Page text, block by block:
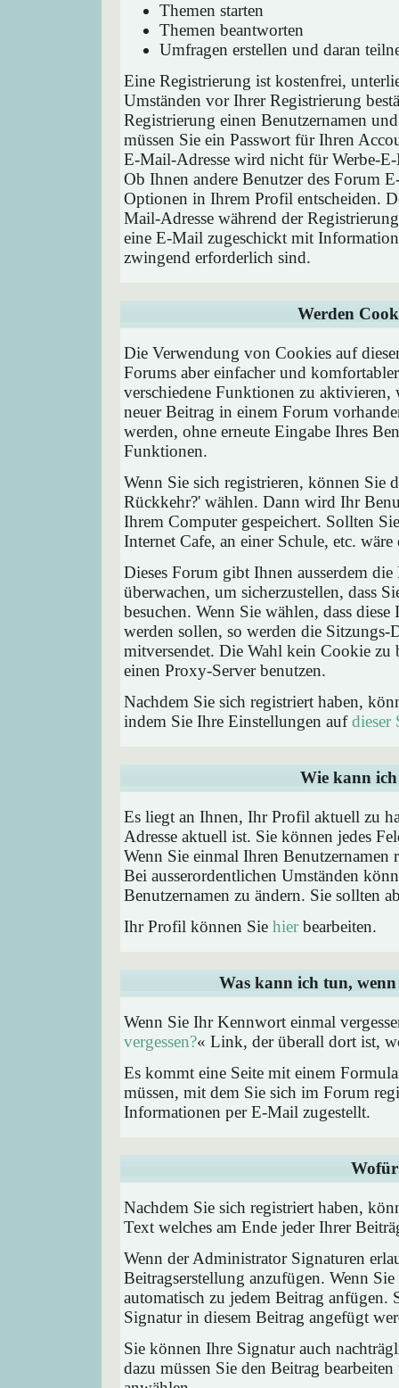
Themen starten
Themen beantworten
Umfragen erstellen und daran
Eine Registrierung ist kostenfrei,
Umständen vor Ihrer Registrierung
Registrierung einen Benutzernamen
müssen Sie ein Passwort für Ihren
E-Mail-Adresse wird nicht für Werbe-
Ob Ihnen andere Benutzer des Forum
Optionen in Ihrem Profil entscheiden.
Mail-Adresse während der
eine E-Mail zugeschickt mit
zwingend erforderlich sind.
Werden
Die Verwendung von Cookies auf
Forums aber einfacher und
verschiedene Funktionen zu
neuer Beitrag in einem Forum
werden, ohne erneute Eingabe Ihres
Funktionen.
Wenn Sie sich registrieren, können Sie
Rückkehr?' wählen. Dann wird Ihr
Ihrem Computer gespeichert. Sollten
Internet Cafe, an einer Schule, etc.
Dieses Forum gibt Ihnen ausserdem
überwachen, um sicherzustellen, dass
besuchen. Wenn Sie wählen, dass
werden sollen, so werden die
mitversendet. Die Wahl kein Cookie zu
einen Proxy-Server benutzen.
Nachdem Sie sich registriert haben,
indem Sie Ihre Einstellungen aufdieser
Wie kann
Es liegt an Ihnen, Ihr Profil aktuell zu
Adresse aktuell ist. Sie können jedes
Wenn Sie einmal Ihren
Bei ausserordentlichen Umständen
Benutzernamen zu ändern. Sie sollten
Ihr Profil können Sie hierbearbeiten.
Was kann ich tun, wenn
Wenn Sie Ihr Kennwort einmal
vergessen?« Link, der überall dort ist,
Es kommt eine Seite mit einem
müssen, mit dem Sie sich im Forum
Informationen per E-Mail zugestellt.
Nachdem Sie sich registriert haben,
Text welches am Ende jeder Ihrer
Wenn der Administrator Signaturen
Beitragserstellung anzufügen. Wenn
automatisch zu jedem Beitrag
Signatur in diesem Beitrag angefügt
Sie können Ihre Signatur auch
dazu müssen Sie den Beitrag